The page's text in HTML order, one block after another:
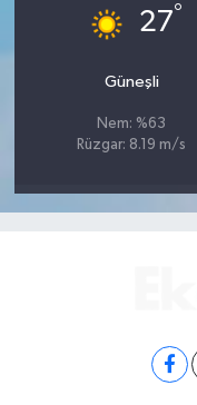
27°
Güneşli
Nem: %63
Rüzgar: 8.19 m/s